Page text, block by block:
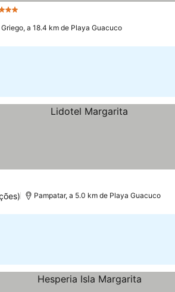
a 18.4 km de Playa Guacuco
Pampatar, a 5.0 km de Playa Guacuco